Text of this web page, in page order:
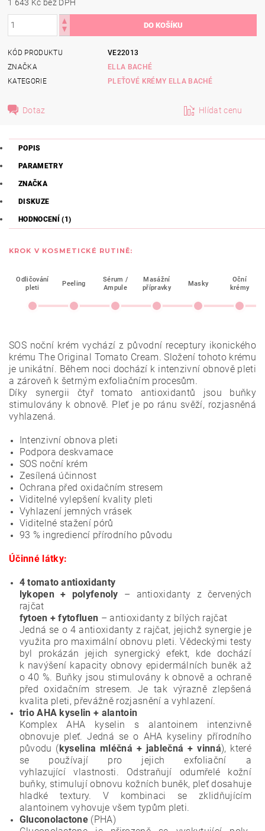
1 643 Kč bez DPH
KÓD PRODUKTU
VE22013
ZNAČKA
ELLA BACHÉ
KATEGORIE
PLEŤOVÉ KRÉMY ELLA BACHÉ
Dotaz Hlídat cenu
POPIS
PARAMETRY
ZNAČKA
DISKUZE
HODNOCENÍ (1)
KROK V KOSMETICKÉ RUTINĚ:
Odličování
pleti
Peeling
Sérum /
Ampule
Masážní
přípravky
Masky
Oční
krémy
SOS noční krém vychází z původní receptury ikonického
krému The Original Tomato Cream. Složení tohoto krému
je unikátní. Během noci dochází k intenzivní obnově pleti
a zároveň k šetrným exfoliačním procesům.
Díky synergii čtyř tomato antioxidantů jsou buňky
stimulovány k obnově. Pleť je po ránu svěží, rozjasněná
vyhlazená.
Intenzivní obnova pleti
Podpora deskvamace
SOS noční krém
Zesílená účinnost
Ochrana před oxidačním stresem
Viditelné vylepšení kvality pleti
Vyhlazení jemných vrásek
Viditelné stažení pórů
93 % ingrediencí přírodního původu
Účinné látky:
4 tomato antioxidanty
lykopen + polyfenoly – antioxidanty z červených
rajčat
fytoen + fytofluen – antioxidanty z bílých rajčat
Jedná se o 4 antioxidanty z rajčat, jejichž synergie je
využita pro maximální obnovu pleti. Vědeckými testy
byl prokázán jejich synergický efekt, kde dochází
k navýšení kapacity obnovy epidermálních buněk až
o 40 %. Buňky jsou stimulovány k obnově a ochraně
před oxidačním stresem. Je tak výrazně zlepšená
kvalita pleti, převážně rozjasnění a vyhlazení.
trio AHA kyselin + alantoin
Komplex AHA kyselin s alantoinem intenzivně
obnovuje pleť. Jedná se o AHA kyseliny přírodního
původu (kyselina mléčná + jablečná + vinná), které
se používají pro jejich exfoliační a
vyhlazujícívlastnosti. Odstraňují odumřelé kožní
buňky, stimulují obnovu kožních buněk, pleť dosahuje
hladké textury. V kombinaci se zklidňujícím
alantoinem vyhovuje všem typům pleti.
Gluconolactone (PHA)